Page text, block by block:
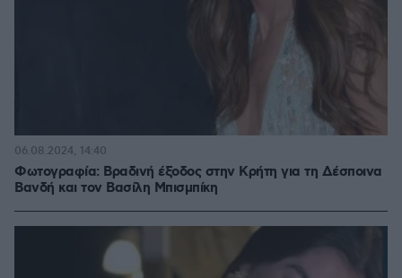
Φωτογραφία: Βραδινή έξοδος στην Κρήτη για τη Δέσποινα
Βανδή και τον Βασίλη Μπισμπίκη
06.08.2024, 14:40